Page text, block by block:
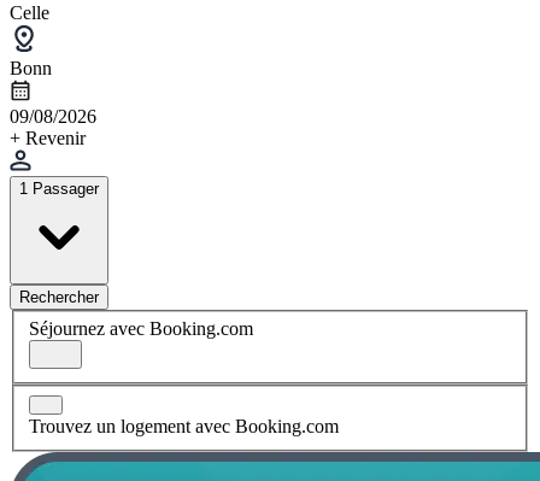
Celle
Bonn
09/08/2026
+ Revenir
1 Passager
Rechercher
Séjournez avec Booking.com
Trouvez un logement avec Booking.com